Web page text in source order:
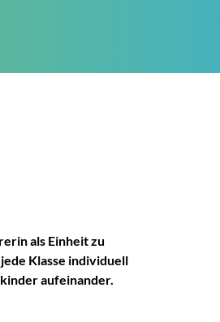
als Einheit zu
Klasse individuell
aufeinander.